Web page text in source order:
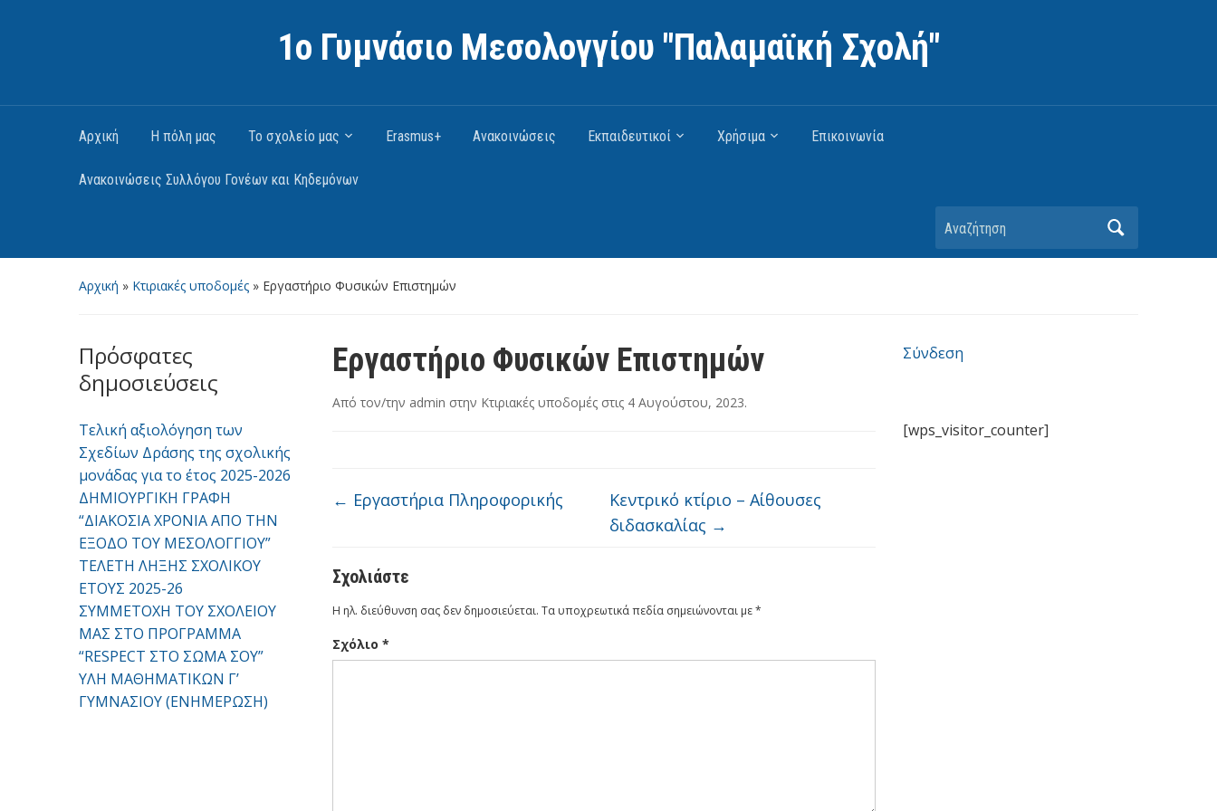
1ο Γυμνάσιο Μεσολογγίου "Παλαμαϊκή Σχολή"
Αρχική Η πόλη μας Το σχολείο μας Erasmus+ Ανακοινώσεις Εκπαιδευτικοί Χρήσιμα Επικοινωνία
Ανακοινώσεις Συλλόγου Γονέων και Κηδεμόνων
Αναζήτηση
Αρχική » Κτιριακές υποδομές » Εργαστήριο Φυσικών Επιστημών
Πρόσφατες
δημοσιεύσεις
Τελική αξιολόγηση των
Σχεδίων Δράσης της σχολικής
μονάδας για το έτος 2025-2026
ΔΗΜΙΟΥΡΓΙΚΗ ΓΡΑΦΗ
“ΔΙΑΚΟΣΙΑ ΧΡΟΝΙΑ ΑΠΟ ΤΗΝ
ΕΞΟΔΟ ΤΟΥ ΜΕΣΟΛΟΓΓΙΟΥ”
ΤΕΛΕΤΗ ΛΗΞΗΣ ΣΧΟΛΙΚΟΥ
ΕΤΟΥΣ 2025-26
ΣΥΜΜΕΤΟΧΗ ΤΟΥ ΣΧΟΛΕΙΟΥ
ΜΑΣ ΣΤΟ ΠΡΟΓΡΑΜΜΑ
“RESPECT ΣΤΟ ΣΩΜΑ ΣΟΥ”
ΥΛΗ ΜΑΘΗΜΑΤΙΚΩΝ Γ’
ΓΥΜΝΑΣΙΟΥ (ΕΝΗΜΕΡΩΣΗ)
Εργαστήριο Φυσικών Επιστημών
Από τον/την admin στην Κτιριακές υποδομές στις 4 Αυγούστου, 2023.
← Εργαστήρια Πληροφορικής
Κεντρικό κτίριο – Αίθουσες
διδασκαλίας →
Σχολιάστε
Η ηλ. διεύθυνση σας δεν δημοσιεύεται. Τα υποχρεωτικά πεδία σημειώνονται με*
Σχόλιο *
Σύνδεση
[wps_visitor_counter]